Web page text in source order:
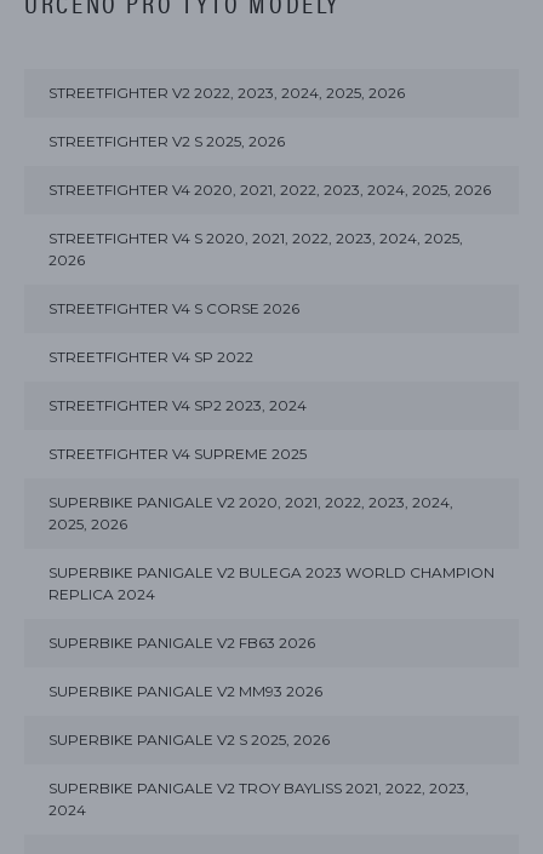
STREETFIGHTER V2 2022, 2023, 2024, 2025, 2026
STREETFIGHTER V2 S 2025, 2026
STREETFIGHTER V4 2020, 2021, 2022, 2023, 2024, 2025, 2026
STREETFIGHTER V4 S 2020, 2021, 2022, 2023, 2024, 2025,
2026
STREETFIGHTER V4 S CORSE 2026
STREETFIGHTER V4 SP 2022
STREETFIGHTER V4 SP2 2023, 2024
STREETFIGHTER V4 SUPREME 2025
SUPERBIKE PANIGALE V2 2020, 2021, 2022, 2023, 2024,
2025, 2026
SUPERBIKE PANIGALE V2 BULEGA 2023 WORLD CHAMPION
REPLICA 2024
SUPERBIKE PANIGALE V2 FB63 2026
SUPERBIKE PANIGALE V2 MM93 2026
SUPERBIKE PANIGALE V2 S 2025, 2026
SUPERBIKE PANIGALE V2 TROY BAYLISS 2021, 2022, 2023,
2024